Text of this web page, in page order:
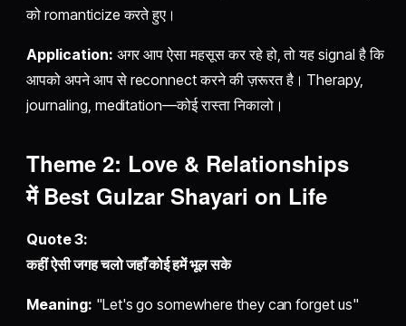
को romanticize करते हुए।
Application: अगर आप ऐसा महसूस कर रहे हो, तो यह signal है कि
आपको अपने आप से reconnect करने की ज़रूरत है। Therapy,
journaling, meditation—कोई रास्ता निकालो।
Theme 2: Love & Relationships
में Best Gulzar Shayari on Life
Quote 3:
कहीं ऐसी जगह चलो जहाँ कोई हमें भूल सके
Meaning: "Let's go somewhere they can forget us"